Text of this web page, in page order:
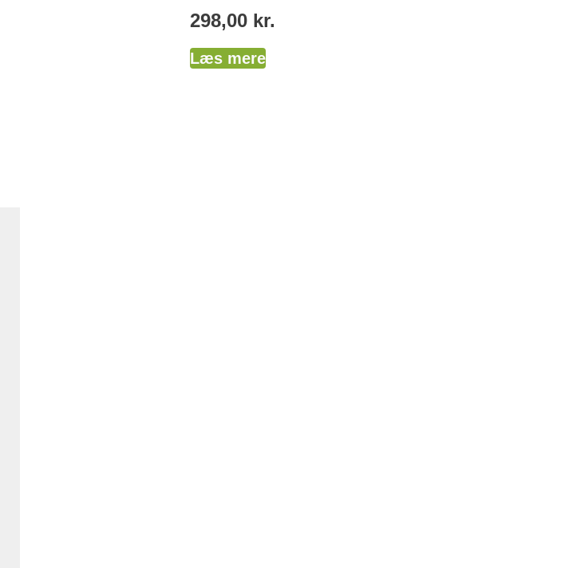
298,00 kr.
Læs mere